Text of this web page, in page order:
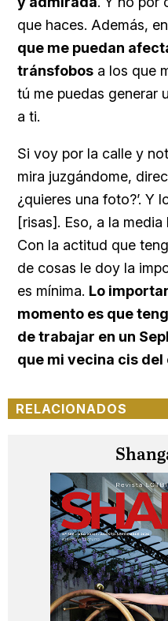
que haces. Además,
que me puedan
tránsfobos a los que
tú me puedas generar
a ti.
Si voy por la calle y
mira juzgándome,
¿quieres una foto?’. Y
[risas]. Eso, a la
Con la actitud que
de cosas le doy la
es mínima. Lo
momento es que
de trabajar en un
que mi vecina cis
RELACIONADOS